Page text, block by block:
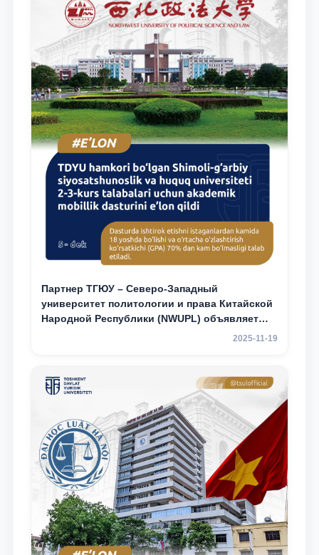
Партнер ТГЮУ – Северо-Западный
университет политологии и права Китайской
Народной Республики (NWUPL) объявляет
программу академической мобильности для
2025-11-19